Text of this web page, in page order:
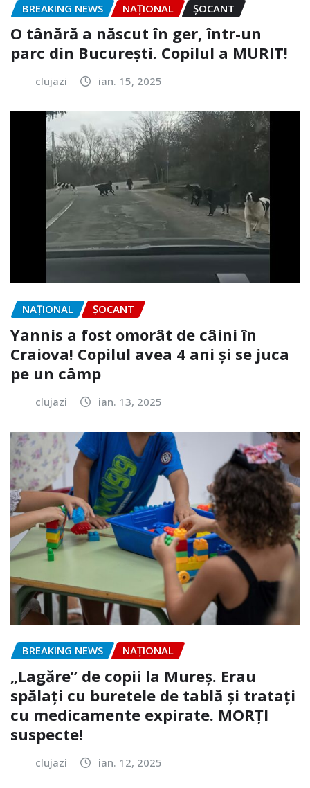
BREAKING NEWS NAŢIONAL ȘOCANT
O tânără a născut în ger, într-un
parc din București. Copilul a MURIT!
clujazi ian. 15, 2025
NAŢIONAL ȘOCANT
Yannis a fost omorât de câini în
Craiova! Copilul avea 4 ani și se juca
pe un câmp
clujazi ian. 13, 2025
BREAKING NEWS NAŢIONAL
„Lagăre” de copii la Mureș. Erau
spălați cu buretele de tablă și tratați
cu medicamente expirate. MORȚI
suspecte!
clujazi ian. 12, 2025